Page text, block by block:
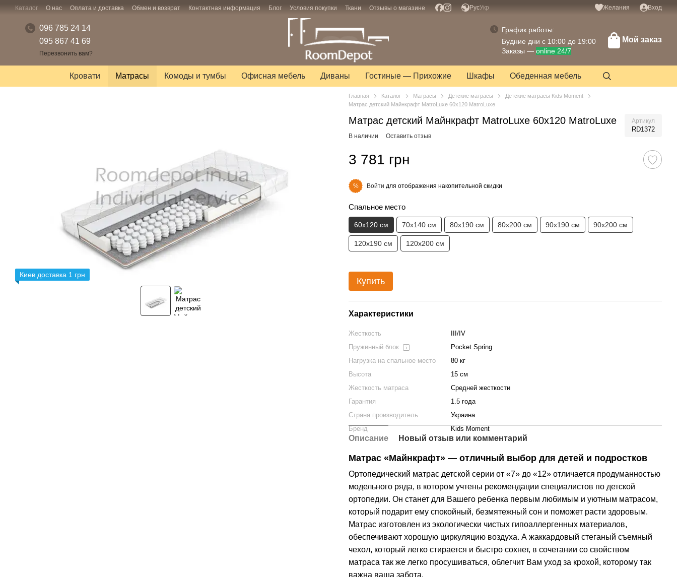
Перейти к основному контенту
Каталог О нас Оплата и доставка Обмен и возврат Контактная информация Блог Условия покупки Ткани Отзывы о магазине РусУкр Желания Вход
096 785 24 14
095 867 41 69
Перезвонить вам?
График работы:
Будние дни с 10:00 до 19:00
Заказы — online 24/7
Мой заказ
Кровати Матрасы Комоды и тумбы Офисная мебель Диваны Гостиные — Прихожие Шкафы Обеденная мебель
Киев доставка 1 грн
Главная Каталог Матрасы Детские матрасы
Детские матрасы Kids Moment
Матрас детский Майнкрафт MatroLuxe 60х120 MatroLuxe
Матрас детский Майнкрафт MatroLuxe 60х120 MatroLuxe Артикул
RD1372
В наличии Оставить отзыв
3 781 грн
% Войти для отображения накопительной скидки
Спальное место
60х120 см 70х140 см 80х190 см 80х200 см 90х190 см 90х200 см
120х190 см 120х200 см
Купить
Характеристики
Жесткость
III/IV
Пружинный блок
Pocket Spring
Нагрузка на спальное место
80 кг
Высота
15 см
Жесткость матраса
Средней жесткости
Гарантия
1.5 года
Страна производитель
Украина
Бренд
Kids Moment
Описание Новый отзыв или комментарий
Матрас «Майнкрафт» — отличный выбор для детей и подростков
Ортопедический матрас детской серии от «7» до «12» отличается продуманностью
модельного ряда, в котором учтены рекомендации специалистов по детской
ортопедии. Он станет для Вашего ребенка первым любимым и уютным матрасом,
который подарит ему спокойный, безмятежный сон и поможет расти здоровым.
Матрас изготовлен из экологически чистых гипоаллергенных материалов,
обеспечивают хорошую циркуляцию воздуха. А жаккардовый стеганый съемный
чехол, который легко стирается и быстро сохнет, в сочетании со свойством
матраса так же легко просушиваться, облегчит Вам уход за крохой, которому так
важна ваша забота.